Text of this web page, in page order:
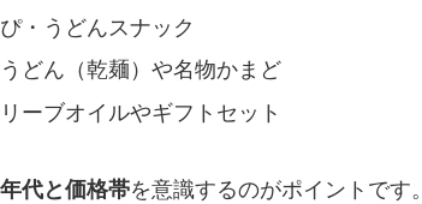
・うどんスナック
どん（乾麺）や名物かまど
ーブオイルやギフトセット
代と価格帯を意識するのがポイントです。